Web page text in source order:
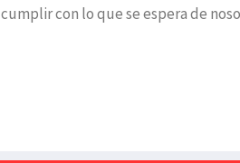
cumplir con lo que se espera de